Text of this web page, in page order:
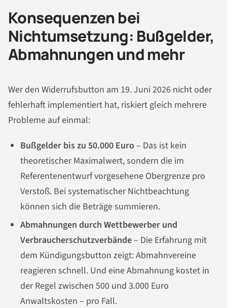
Konsequenzen bei
Nichtumsetzung: Bußgelder,
Abmahnungen und mehr
Wer den Widerrufsbutton am 19. Juni 2026 nicht oder
fehlerhaft implementiert hat, riskiert gleich mehrere
Probleme auf einmal:
Bußgelder bis zu 50.000 Euro – Das ist kein
theoretischer Maximalwert, sondern die im
Referentenentwurf vorgesehene Obergrenze pro
Verstoß. Bei systematischer Nichtbeachtung
können sich die Beträge summieren.
Abmahnungen durch Wettbewerber und
Verbraucherschutzverbände– Die Erfahrung mit
dem Kündigungsbutton zeigt: Abmahnvereine
reagieren schnell. Und eine Abmahnung kostet in
der Regel zwischen 500 und 3.000 Euro
Anwaltskosten – pro Fall.